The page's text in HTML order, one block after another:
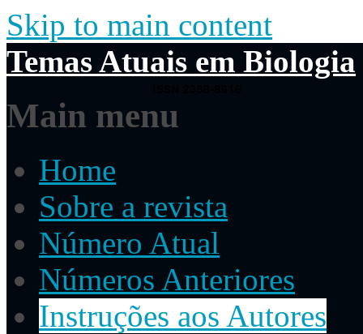
Skip to main content
Temas Atuais em Biologia
Main menu
Home
Sobre a revista
Número Atual
Números Anteriores
Instruções aos Autores